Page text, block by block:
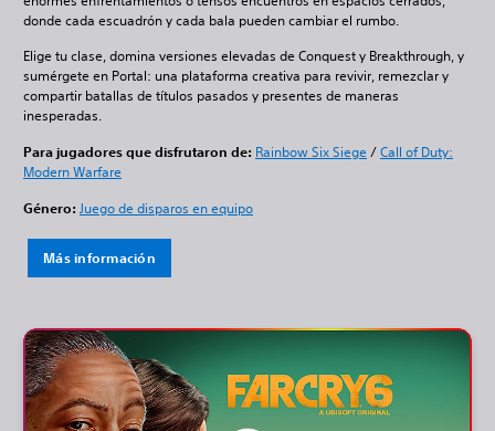
donde cada escuadrón y cada bala pueden cambiar el rumbo.
Elige tu clase, domina versiones elevadas de Conquest y Breakthrough, y
sumérgete en Portal: una plataforma creativa para revivir, remezclar y
compartir batallas de títulos pasados y presentes de maneras
inesperadas.
Para jugadores que disfrutaron de: Rainbow Six Siege/Call of Duty:
Modern Warfare
Género: Juego de disparos en equipo
Más información